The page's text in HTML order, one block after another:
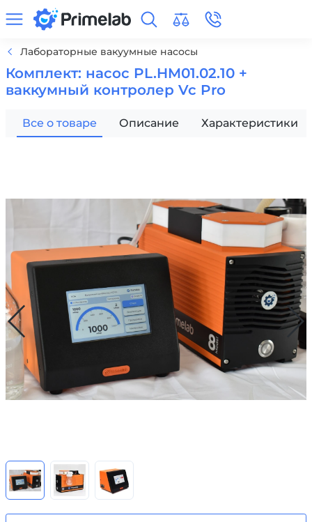
Лабораторные вакуумные насосы
Комплект: насос PL.HM01.02.10 +
ваккумный контролер Vc Pro
Все о товаре Описание Характеристики